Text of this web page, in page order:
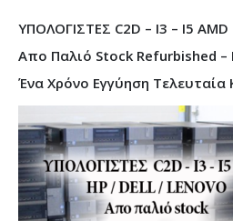
ΥΠΟΛΟΓΙΣΤΕΣ C2D – I3 – I5 AMD
Απο Παλιό Stock Refurbished –
Ένα Χρόνο Εγγύηση